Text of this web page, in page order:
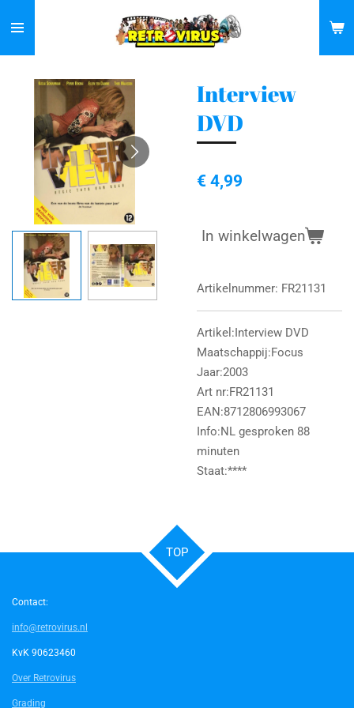
direct
naar
hoofdinhoud
Interview
DVD
€ 4,99
In winkelwagen
Artikelnummer: FR21131
Artikel:Interview DVD
Maatschappij:Focus
Jaar:2003
Art nr:FR21131
EAN:8712806993067
Info:NL gesproken 88
minuten
Staat:****
TOP
Contact:
info@retrovirus.nl
KvK 90623460
Over Retrovirus
Grading